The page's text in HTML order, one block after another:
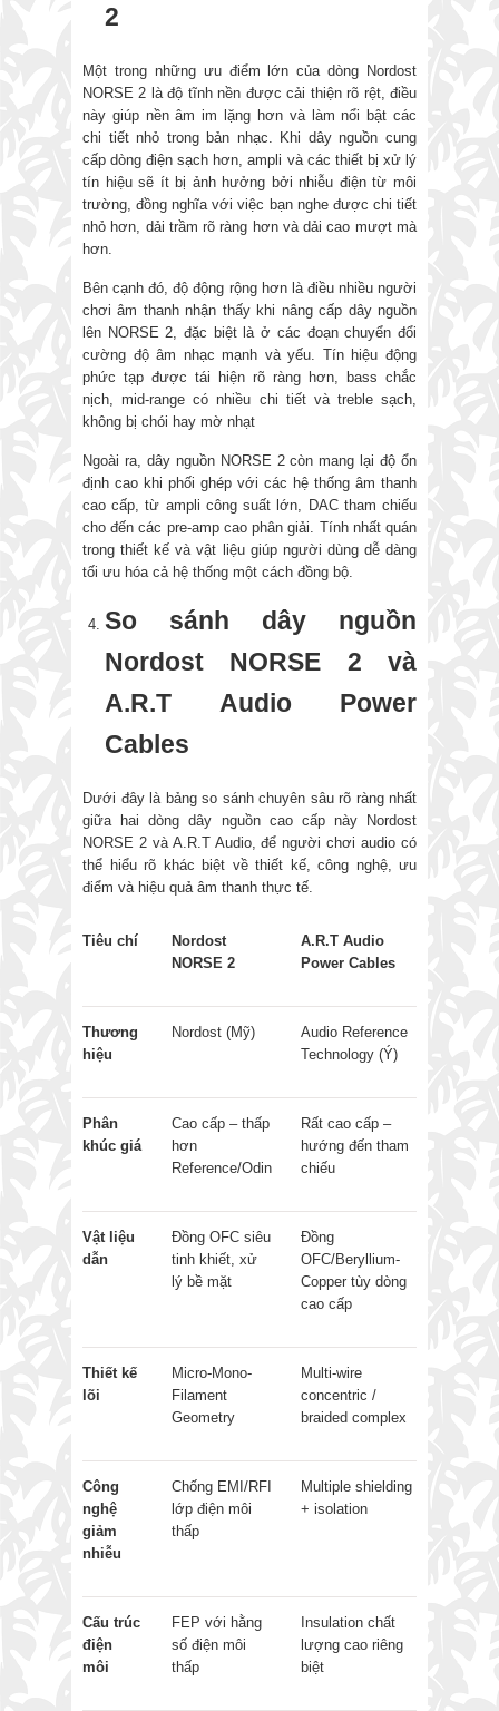
2
Một trong những ưu điểm lớn của dòng Nordost
NORSE 2 là độ tĩnh nền được cải thiện rõ rệt, điều
này giúp nền âm im lặng hơn và làm nổi bật các
chi tiết nhỏ trong bản nhạc. Khi dây nguồn cung
cấp dòng điện sạch hơn, ampli và các thiết bị xử lý
tín hiệu sẽ ít bị ảnh hưởng bởi nhiễu điện từ môi
trường, đồng nghĩa với việc bạn nghe được chi tiết
nhỏ hơn, dải trầm rõ ràng hơn và dải cao mượt mà
hơn.
Bên cạnh đó, độ động rộng hơn là điều nhiều người
chơi âm thanh nhận thấy khi nâng cấp dây nguồn
lên NORSE 2, đặc biệt là ở các đoạn chuyển đổi
cường độ âm nhạc mạnh và yếu. Tín hiệu động
phức tạp được tái hiện rõ ràng hơn, bass chắc
nịch, mid-range có nhiều chi tiết và treble sạch,
không bị chói hay mờ nhạt
Ngoài ra, dây nguồn NORSE 2 còn mang lại độ ổn
định cao khi phối ghép với các hệ thống âm thanh
cao cấp, từ ampli công suất lớn, DAC tham chiếu
cho đến các pre-amp cao phân giải. Tính nhất quán
trong thiết kế và vật liệu giúp người dùng dễ dàng
tối ưu hóa cả hệ thống một cách đồng bộ.
So sánh dây nguồn
Nordost NORSE 2 và
A.R.T Audio Power
Cables
Dưới đây là bảng so sánh chuyên sâu rõ ràng nhất
giữa hai dòng dây nguồn cao cấp này Nordost
NORSE 2 và A.R.T Audio, để người chơi audio có
thể hiểu rõ khác biệt về thiết kế, công nghệ, ưu
điểm và hiệu quả âm thanh thực tế.
Tiêu chí
Nordost
NORSE 2
A.R.T Audio
Power Cables
Thương
hiệu
Nordost (Mỹ)
Audio Reference
Technology (Ý)
Phân
khúc giá
Cao cấp – thấp
hơn
Reference/Odin
Rất cao cấp –
hướng đến tham
chiếu
Vật liệu
dẫn
Đồng OFC siêu
tinh khiết, xử
lý bề mặt
Đồng
OFC/Beryllium-
Copper tùy dòng
cao cấp
Thiết kế
lõi
Micro-Mono-
Filament
Geometry
Multi-wire
concentric /
braided complex
Công
nghệ
giảm
nhiễu
Chống EMI/RFI
lớp điện môi
thấp
Multiple shielding
+ isolation
Cấu trúc
điện
môi
FEP với hằng
số điện môi
thấp
Insulation chất
lượng cao riêng
biệt